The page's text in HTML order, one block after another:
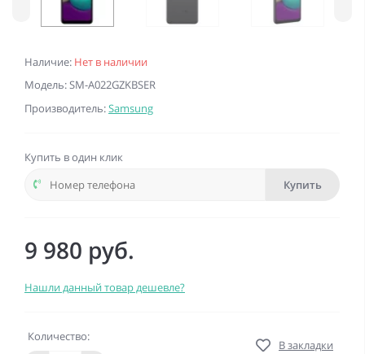
Наличие: Нет в наличии
Модель: SM-A022GZKBSER
Производитель:Samsung
Купить в один клик
Купить
9 980 руб.
Нашли данный товар дешевле?
Количество:
В закладки